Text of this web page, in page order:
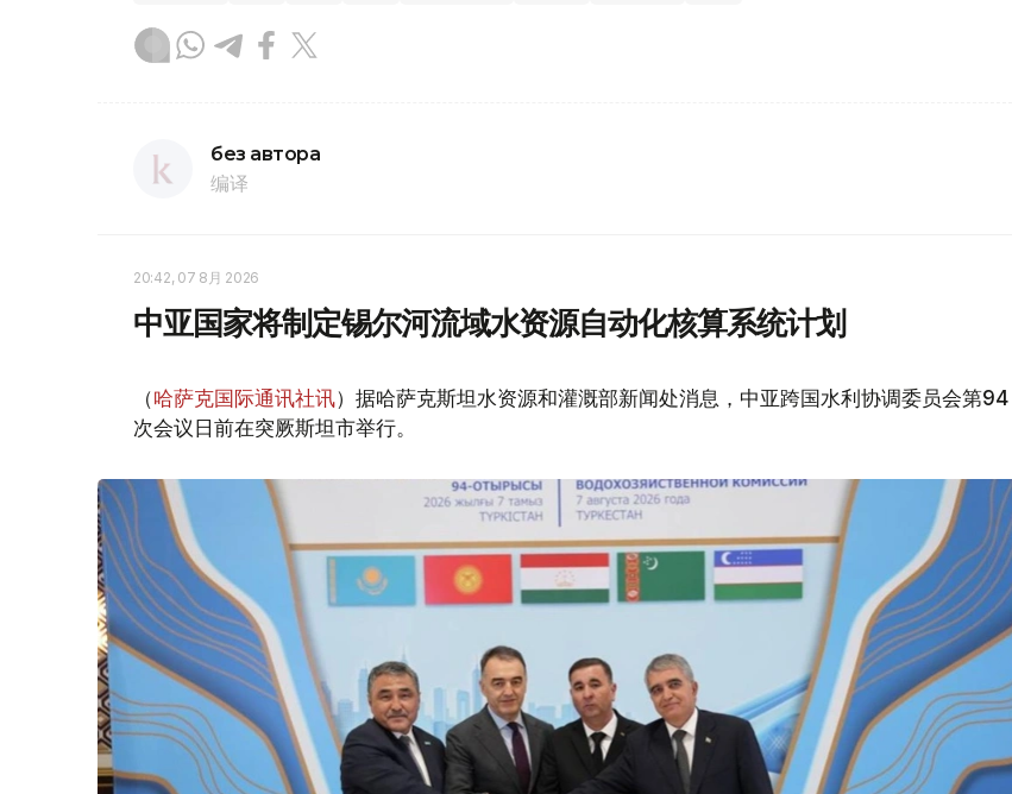
без автора
编译
20:42, 07 8月 2026
中亚国家将制定锡尔河流域水资源自动化核算系统计划
（哈萨克国际通讯社讯）据哈萨克斯坦水资源和灌溉部新闻处消息，中亚跨国水利协调委员会第94
次会议日前在突厥斯坦市举行。